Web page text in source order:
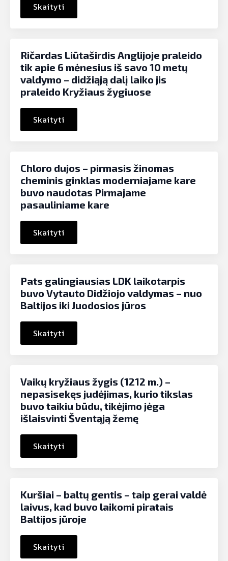
Skaityti
Ričardas Liūtaširdis Anglijoje praleido
tik apie 6 mėnesius iš savo 10 metų
valdymo – didžiąją dalį laiko jis
praleido Kryžiaus žygiuose
Skaityti
Chloro dujos – pirmasis žinomas
cheminis ginklas moderniajame kare
buvo naudotas Pirmajame
pasauliniame kare
Skaityti
Pats galingiausias LDK laikotarpis
buvo Vytauto Didžiojo valdymas – nuo
Baltijos iki Juodosios jūros
Skaityti
Vaikų kryžiaus žygis (1212 m.) –
nepasisekęs judėjimas, kurio tikslas
buvo taikiu būdu, tikėjimo jėga
išlaisvinti Šventąją žemę
Skaityti
Kuršiai – baltų gentis – taip gerai valdė
laivus, kad buvo laikomi piratais
Baltijos jūroje
Skaityti